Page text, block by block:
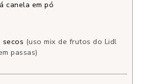
canela em pó
(uso mix de frutos do Lidl
passas)